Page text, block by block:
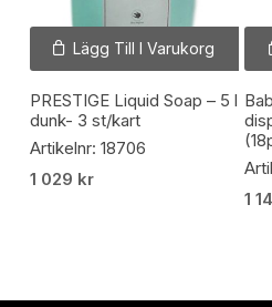
Lägg Till I Varukorg
PRESTIGE Liquid Soap – 5 l
dunk- 3 st/kart
Artikelnr: 18706
1 029 kr
1